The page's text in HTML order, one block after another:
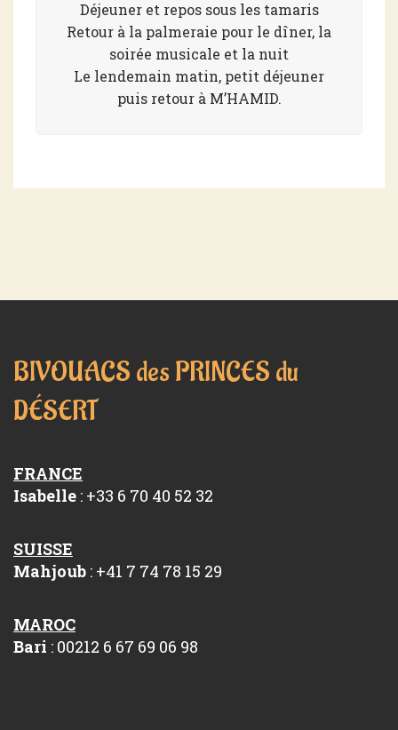
Déjeuner et repos sous les tamaris
Retour à la palmeraie pour le dîner, la
soirée musicale et la nuit
Le lendemain matin, petit déjeuner
puis retour à M’HAMID.
BIVOUACS des PRINCES du
DÉSERT
FRANCE
Isabelle : +33 6 70 40 52 32
SUISSE
Mahjoub : +41 7 74 78 15 29
MAROC
Bari : 00212 6 67 69 06 98